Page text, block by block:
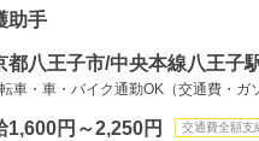
助手
都八王子市/中央本線八王子
車・車・バイク通勤OK（交通費・ガ
1,600円～2,250円 交通費全額支